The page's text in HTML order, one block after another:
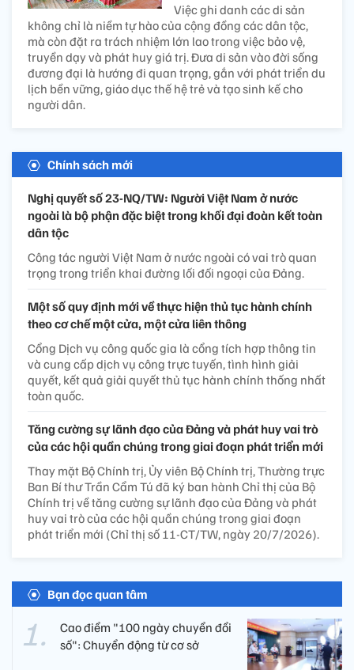
Việc ghi danh các di sản
không chỉ là niềm tự hào của cộng đồng các dân tộc,
mà còn đặt ra trách nhiệm lớn lao trong việc bảo vệ,
truyền dạy và phát huy giá trị. Đưa di sản vào đời sống
đương đại là hướng đi quan trọng, gắn với phát triển du
lịch bền vững, giáo dục thế hệ trẻ và tạo sinh kế cho
người dân.
Chính sách mới
Nghị quyết số 23-NQ/TW: Người Việt Nam ở nước
ngoài là bộ phận đặc biệt trong khối đại đoàn kết toàn
dân tộc
Công tác người Việt Nam ở nước ngoài có vai trò quan
trọng trong triển khai đường lối đối ngoại của Đảng.
Một số quy định mới về thực hiện thủ tục hành chính
theo cơ chế một cửa, một cửa liên thông
Cổng Dịch vụ công quốc gia là cổng tích hợp thông tin
và cung cấp dịch vụ công trực tuyến, tình hình giải
quyết, kết quả giải quyết thủ tục hành chính thống nhất
toàn quốc.
Tăng cường sự lãnh đạo của Đảng và phát huy vai trò
của các hội quần chúng trong giai đoạn phát triển mới
Thay mặt Bộ Chính trị, Ủy viên Bộ Chính trị, Thường trực
Ban Bí thư Trần Cẩm Tú đã ký ban hành Chỉ thị của Bộ
Chính trị về tăng cường sự lãnh đạo của Đảng và phát
huy vai trò của các hội quần chúng trong giai đoạn
phát triển mới (Chỉ thị số 11-CT/TW, ngày 20/7/2026).
Bạn đọc quan tâm
Cao điểm "100 ngày chuyển đổi
số": Chuyển động từ cơ sở